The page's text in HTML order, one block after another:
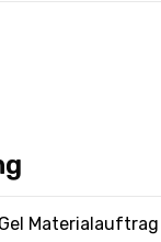
Materialauftrag